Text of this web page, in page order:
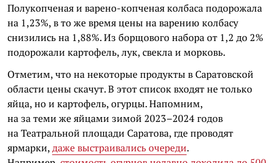
Полукопченая и варено-копченая колбаса подорожала
на 1,23%, в то же время цены на варению колбасу
снизились на 1,88%. Из борщового набора от 1,2 до 2%
подорожали картофель, лук, свекла и морковь.
Отметим, что на некоторые продукты в Саратовской
области цены скачут. В этот список входят не только
яйца, но и картофель, огурцы. Напомним,
на за теми же яйцами зимой 2023–2024 годов
на Театральной площади Саратова, где проводят
ярмарки,даже выстраивались очереди.